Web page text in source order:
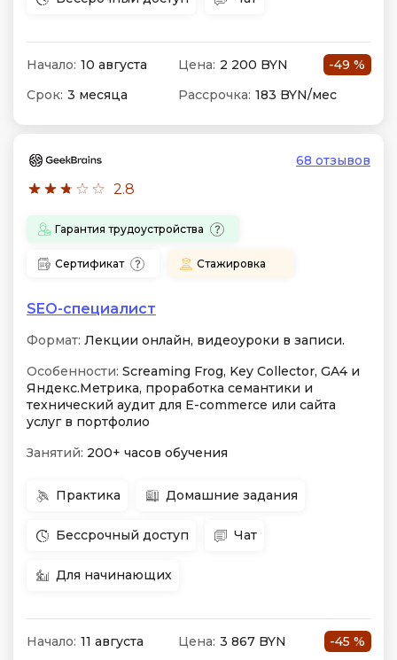
Начало: 10 августа Цена: 2 200 BYN
-49 %
Срок: 3 месяца Рассрочка: 183 BYN/мес
2.8
68 отзывов
Гарантия трудоустройства
Сертификат Стажировка
SEO-специалист
Формат: Лекции онлайн, видеоуроки в записи.
Особенности: Screaming Frog, Key Collector, GA4 и
Яндекс.Метрика, проработка семантики и
технический аудит для E-commerce или сайта
услуг в портфолио
Занятий: 200+ часов обучения
Практика Домашние задания
Бессрочный доступ Чат
Для начинающих
Начало: 11 августа Цена: 3 867 BYN
-45 %